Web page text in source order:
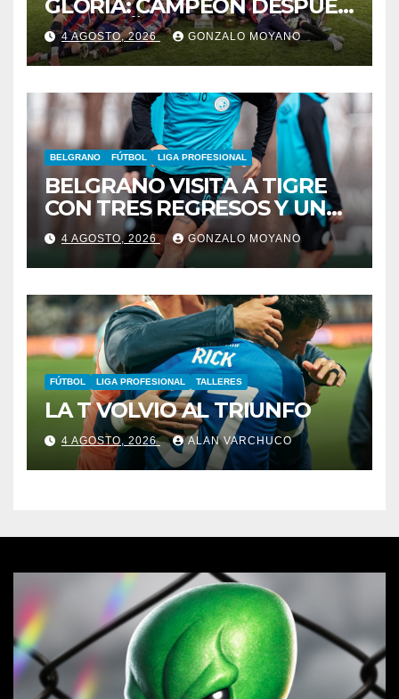
GLORIA: CAMPEÓN DESPUÉS
DE 42 AÑOS
4 AGOSTO, 2026 GONZALO MOYANO
BELGRANO FÚTBOL LIGA PROFESIONAL
BELGRANO VISITA A TIGRE
CON TRES REGRESOS Y UNA
BAJA OBLIGADA
4 AGOSTO, 2026 GONZALO MOYANO
FÚTBOL LIGA PROFESIONAL TALLERES
LA T VOLVIO AL TRIUNFO
4 AGOSTO, 2026 ALAN VARCHUCO